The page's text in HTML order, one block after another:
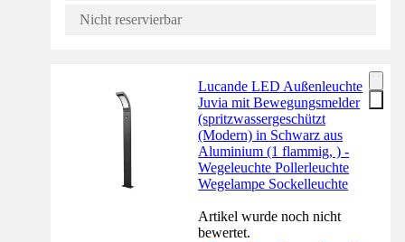
Nicht reservierbar
Lucande LED Außenleuchte
Juvia mit Bewegungsmelder
(spritzwassergeschützt
(Modern) in Schwarz aus
Aluminium (1 flammig, ) -
Wegeleuchte Pollerleuchte
Wegelampe Sockelleuchte
Artikel wurde noch nicht
bewertet.